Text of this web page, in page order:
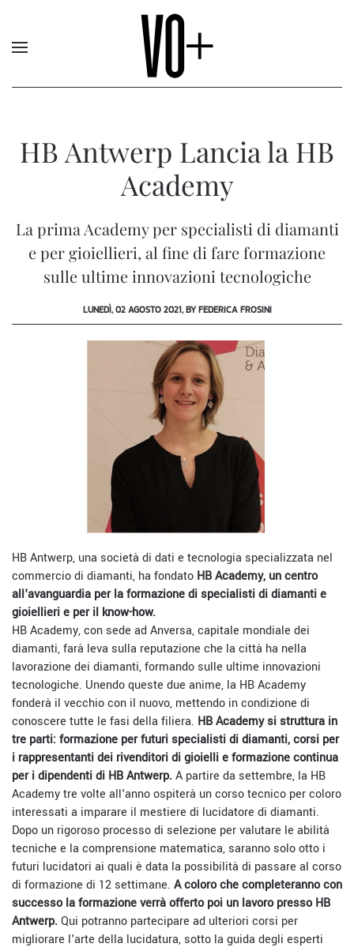
HB Antwerp Lancia la HB
Academy
La prima Academy per specialisti di diamanti
e per gioiellieri, al fine di fare formazione
sulle ultime innovazioni tecnologiche
LUNEDÌ, 02 AGOSTO 2021, BY FEDERICA FROSINI
HB Antwerp, una società di dati e tecnologia specializzata nel
commercio di diamanti, ha fondato HB Academy, un centro
all'avanguardia per la formazione di specialisti di diamanti e
gioiellieri e per il know-how.
HB Academy, con sede ad Anversa, capitale mondiale dei
diamanti, farà leva sulla reputazione che la città ha nella
lavorazione dei diamanti, formando sulle ultime innovazioni
tecnologiche. Unendo queste due anime, la HB Academy
fonderà il vecchio con il nuovo, mettendo in condizione di
conoscere tutte le fasi della filiera. HB Academy si struttura in
tre parti: formazione per futuri specialisti di diamanti, corsi per
i rappresentanti dei rivenditori di gioielli e formazione continua
per i dipendenti di HB Antwerp.A partire da settembre, la HB
Academy tre volte all'anno ospiterà un corso tecnico per coloro
interessati a imparare il mestiere di lucidatore di diamanti.
Dopo un rigoroso processo di selezione per valutare le abilità
tecniche e la comprensione matematica, saranno solo otto i
futuri lucidatori ai quali è data la possibilità di passare al corso
di formazione di 12 settimane. A coloro che completeranno con
successo la formazione verrà offerto poi un lavoro presso HB
Antwerp.Qui potranno partecipare ad ulteriori corsi per
migliorare l'arte della lucidatura, sotto la guida degli esperti